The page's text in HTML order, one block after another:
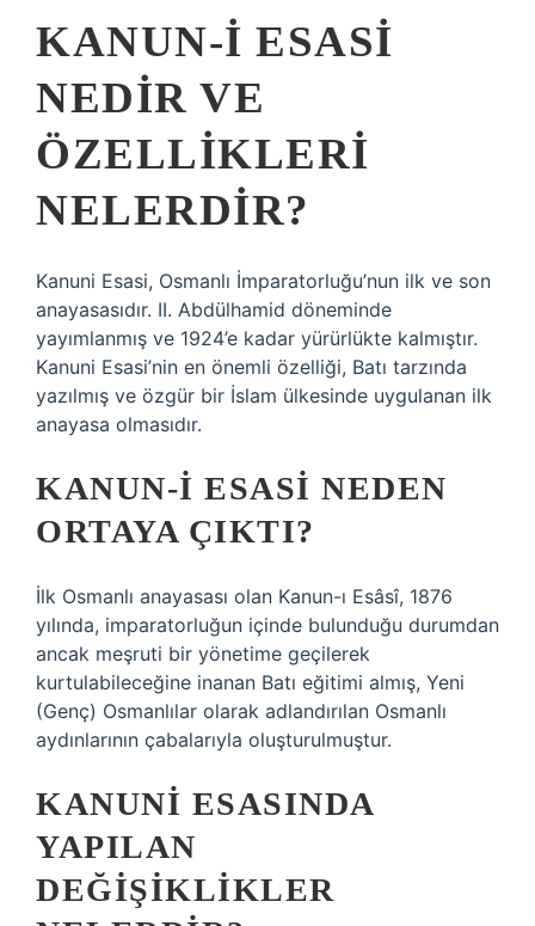
KANUN-I ESASI
NEDIR VE
ÖZELLIKLERI
NELERDIR?
Kanuni Esasi, Osmanlı İmparatorluğu’nun ilk ve son
anayasasıdır. II. Abdülhamid döneminde
yayımlanmış ve 1924’e kadar yürürlükte kalmıştır.
Kanuni Esasi’nin en önemli özelliği, Batı tarzında
yazılmış ve özgür bir İslam ülkesinde uygulanan ilk
anayasa olmasıdır.
KANUN-I ESASI NEDEN
ORTAYA ÇIKTI?
İlk Osmanlı anayasası olan Kanun-ı Esâsî, 1876
yılında, imparatorluğun içinde bulunduğu durumdan
ancak meşruti bir yönetime geçilerek
kurtulabileceğine inanan Batı eğitimi almış, Yeni
(Genç) Osmanlılar olarak adlandırılan Osmanlı
aydınlarının çabalarıyla oluşturulmuştur.
KANUNI ESASINDA
YAPILAN
DEĞIŞIKLIKLER